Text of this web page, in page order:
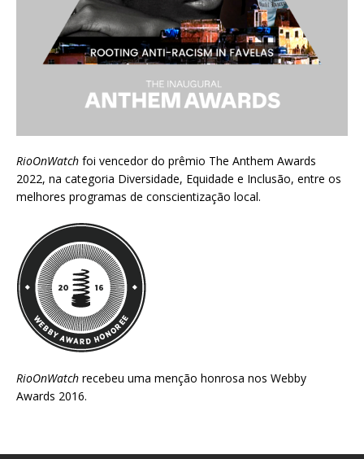
RioOnWatch foi vencedor do prêmio The Anthem Awards
2022, na categoria Diversidade, Equidade e Inclusão, entre os
melhores programas de conscientização local.
RioOnWatch recebeu uma menção honrosa nos Webby
Awards 2016.